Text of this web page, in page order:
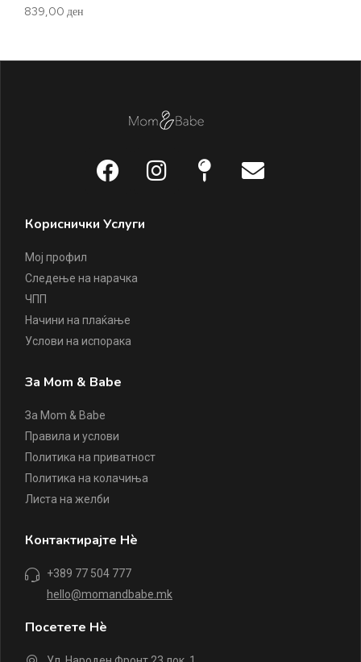
839,00 ден
Кориснички Услуги
Мој профил
Следење на нарачка
ЧПП
Начини на плаќање
Услови на испорака
За Mom & Babe
За Mom & Babe
Правила и услови
Политика на приватност
Политика на колачиња
Листа на желби
Контактирајте Нè
+389 77 504 777
hello@momandbabe.mk
Посетете Нè